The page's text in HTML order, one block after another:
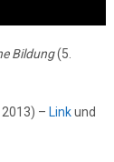
Bildung(5.
– Linkund